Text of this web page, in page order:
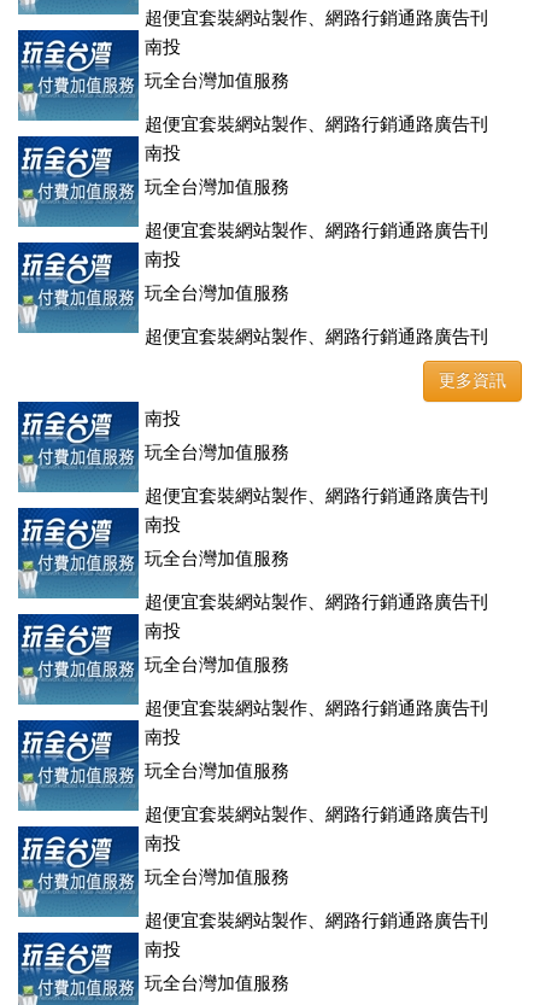
超便宜套裝網站製作、網路行銷通路廣告刊
登、訂房系統、客房委託旅行社銷售，全面優惠中....
南投
玩全台灣加值服務
超便宜套裝網站製作、網路行銷通路廣告刊
登、訂房系統、客房委託旅行社銷售，全面優惠中....
南投
玩全台灣加值服務
超便宜套裝網站製作、網路行銷通路廣告刊
登、訂房系統、客房委託旅行社銷售，全面優惠中....
南投
玩全台灣加值服務
超便宜套裝網站製作、網路行銷通路廣告刊
登、訂房系統、客房委託旅行社銷售，全面優惠中....
更多資訊
南投
玩全台灣加值服務
超便宜套裝網站製作、網路行銷通路廣告刊
登、訂房系統、客房委託旅行社銷售，全面優惠中....
南投
玩全台灣加值服務
超便宜套裝網站製作、網路行銷通路廣告刊
登、訂房系統、客房委託旅行社銷售，全面優惠中....
南投
玩全台灣加值服務
超便宜套裝網站製作、網路行銷通路廣告刊
登、訂房系統、客房委託旅行社銷售，全面優惠中....
南投
玩全台灣加值服務
超便宜套裝網站製作、網路行銷通路廣告刊
登、訂房系統、客房委託旅行社銷售，全面優惠中....
南投
玩全台灣加值服務
超便宜套裝網站製作、網路行銷通路廣告刊
登、訂房系統、客房委託旅行社銷售，全面優惠中....
南投
玩全台灣加值服務